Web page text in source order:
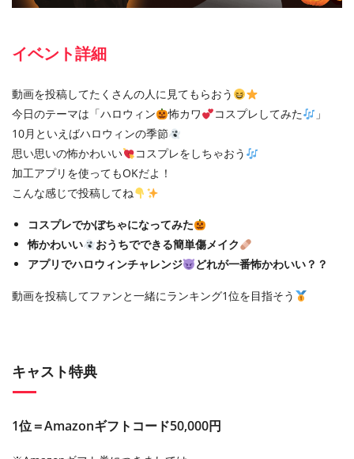
イベント詳細
動画を投稿してたくさんの人に見てもらおう
今日のテーマは「ハロウィン
怖カワ コスプレしてみた
」
10月といえばハロウィンの季節
思い思いの怖かわいい
コスプレをしちゃおう
加工アプリを使ってもOKだよ！
こんな感じで投稿してね
コスプレでかぼちゃになってみた
怖かわいい
おうちでできる簡単傷メイク
アプリでハロウィンチャレンジ
どれが一番怖かわいい？？
動画を投稿してファンと一緒にランキング1位を目指そう
キャスト特典
1位＝Amazonギフトコード50,000円